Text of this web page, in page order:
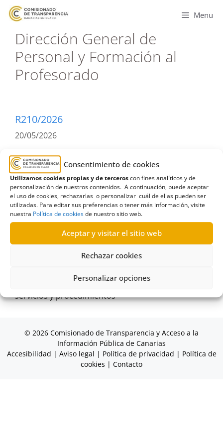
Consentimiento de cookies
Utilizamos cookies propias y de terceroscon fines analíticos y de
personalización de nuestros contenidos. A continuación, puede aceptar
el uso de cookies, rechazarlas o personalizar cuál de ellas pueden ser
utilizadas. Para editar sus preferencias o tener más información, visite
nuestra Política de cookiesde nuestro sitio web.
Aceptar y visitar el sitio web
Rechazar cookies
Personalizar opciones
Menu
Dirección General de
Personal y Formación al
Profesorado
R210/2026
20/05/2026
Solicitud de información al Gobierno de Canarias
relativa a un procedimiento de inspección
educativa |Estimatoria
Leer más
Concepto información pública
Dirección General de Personal y
Gobierno de Canarias,Información sobre los
servicios y procedimientos
© 2026 Comisionado de Transparencia y Acceso a la
Información Pública de Canarias
Accesibilidad | Aviso legal | Política de privacidad | Política de
cookies | Contacto